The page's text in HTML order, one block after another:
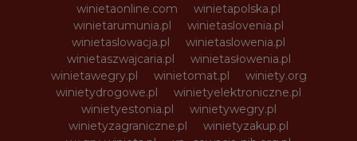
winietaonline.com
winietapolska.pl
winietarumunia.pl
winietaslovenia.pl
winietaslowacja.pl
winietaslowenia.pl
winietaszwajcaria.pl
winietasłowenia.pl
winietawegry.pl
winietomat.pl
winiety.org
winietydrogowe.pl
winietyelektroniczne.pl
winietyestonia.pl
winietywegry.pl
winietyzagraniczne.pl
winietyzakup.pl